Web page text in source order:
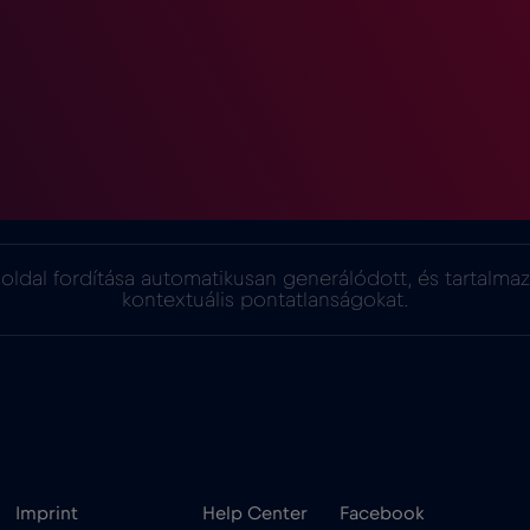
fordítása automatikusan generálódott, és
kontextuális pontatlanságokat.
Imprint Help Center Facebook